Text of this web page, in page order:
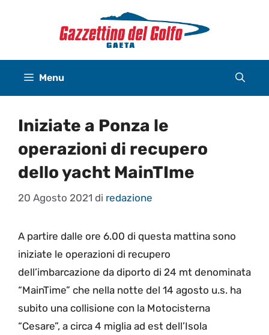
Menu
Iniziate a Ponza le
operazioni di recupero
dello yacht MainTIme
20 Agosto 2021 di redazione
A partire dalle ore 6.00 di questa mattina sono
iniziate le operazioni di recupero
dell’imbarcazione da diporto di 24 mt denominata
“MainTime” che nella notte del 14 agosto u.s. ha
subito una collisione con la Motocisterna
“Cesare”, a circa 4 miglia ad est dell’Isola